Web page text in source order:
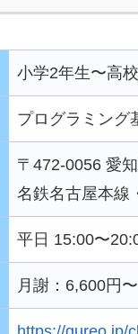
小学2年生〜高
プログラミング
〒472-0056 愛
名鉄名古屋本線
平日 15:00〜
月謝：6,600円